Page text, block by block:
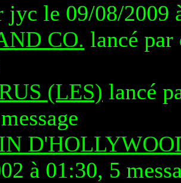
jyc le 09/08/2009
CO. lancé par
(LES) lancé
à 01:30, 5